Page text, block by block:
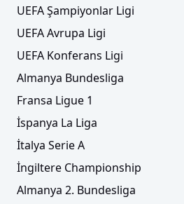
UEFA Şampiyonlar Ligi
UEFA Avrupa Ligi
UEFA Konferans Ligi
Almanya Bundesliga
Fransa Ligue 1
İspanya La Liga
İtalya Serie A
İngiltere Championship
Almanya 2. Bundesliga